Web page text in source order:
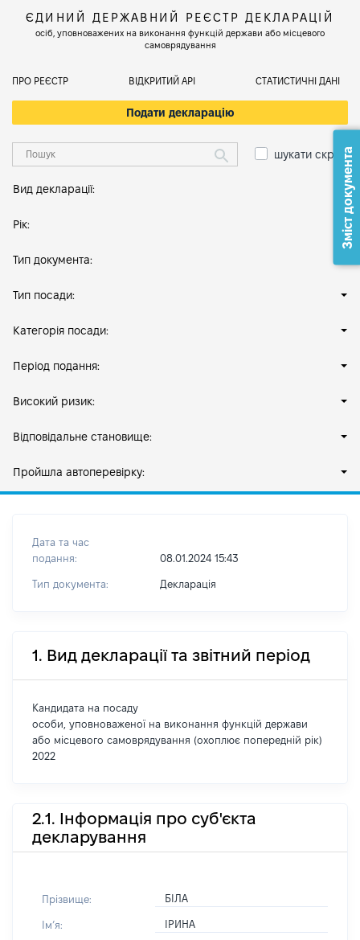
ЄДИНИЙ ДЕРЖАВНИЙ РЕЄСТР ДЕКЛАРАЦІЙ
осіб, уповноважених на виконання функцій держави або місцевого
самоврядування
ПРО РЕЄСТР ВІДКРИТИЙ АРІ СТАТИСТИЧНІ ДАНІ
Подати декларацію
шукати скрізь
Вид декларації:
Рік:
Тип документа:
Тип посади:
Категорія посади:
Період подання:
Високий ризик:
Відповідальне становище:
Пройшла автоперевірку:
Дата та час
подання:
08.01.2024 15:43
Тип документа: Декларація
1. Вид декларації та звітний період
Кандидата на посаду
особи, уповноваженої на виконання функцій держави
або місцевого самоврядування (охоплює попередній рік)
2022
2.1. Інформація про суб'єкта
декларування
Прізвище: БІЛА
Імʼя: ІРИНА
Зміст документа